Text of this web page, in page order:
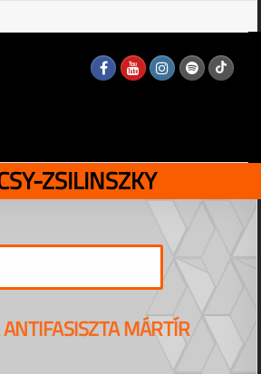
ZSILINSZKY
MÁRTÍR